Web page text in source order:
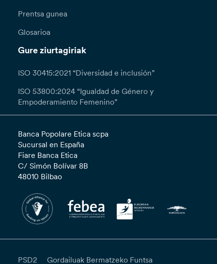
Prentsa gunea
Glosarioa
Gure ziurtagiriak
ISO 30415:2021 “Diversidad e inclusión”
ISO 53800:2024 “Igualdad de Género y
Empoderamiento Femenino”
Banca Popolare Etica scpa
Sucursal en España
Fiare Banca Etica
C/ Simón Bolívar 8B
48010 Bilbao
PSD2 Gordailuak Bermatzeko Funtsa